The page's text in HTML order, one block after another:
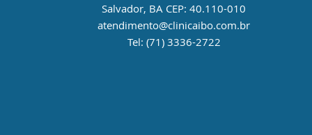
Salvador, BA CEP: 40.110-010
atendimento@clinicaibo.com.br
Tel: (71) 3336-2722